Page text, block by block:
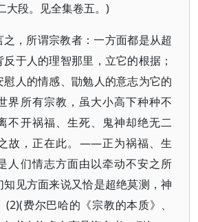
大段。见全集卷五。)
，所谓宗教者：一方面都是从超
于人的理智那里，立它的根据；
人的情感、勖勉人的意志为它的
界所有宗教，虽大小高下种种不
不开祸福、生死、鬼神却绝无二
故，正在此。——正为祸福、生
人们情志方面由以牵动不安之所
见方面来说又恰是超绝莫测，神
费尔巴哈的《宗教的本质》、